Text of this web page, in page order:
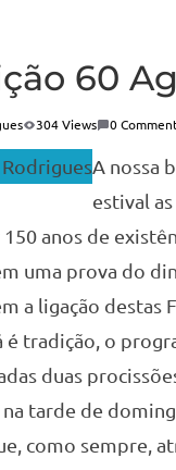
60
304 Views 0
A nossa
estival
anos de
uma prova do
a ligação destas
é tradição, o
duas
tarde de
como sempre,